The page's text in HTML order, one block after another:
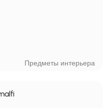
Предметы интерьера